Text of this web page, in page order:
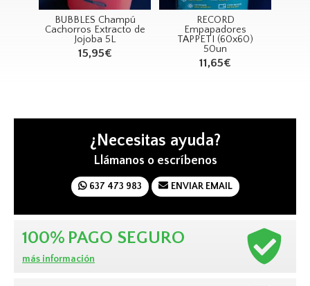
BUBBLES Champú
Cachorros Extracto de
Jojoba 5L
15,95€
RECORD
Empapadores
TAPPETI (60x60)
50un
11,65€
¿Necesitas ayuda?
Llámanos o escríbenos
637 473 983 ENVIAR EMAIL
100% PAGO SEGURO
más información